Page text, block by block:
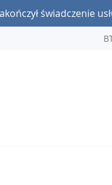
świadczenie
241 241 / 241 241